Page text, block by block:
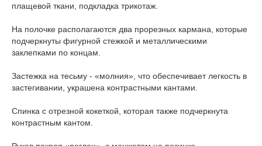
плащевой ткани, подкладка трикотаж.
На полочке располагаются два прорезных кармана, которые
подчеркнуты фигурной стежкой и металлическими
заклепками по концам.
Застежка на тесьму - «молния», что обеспечивает легкость в
застегивании, украшена контрастными кантами.
Спинка с отрезной кокеткой, которая также подчеркнута
контрастным кантом.